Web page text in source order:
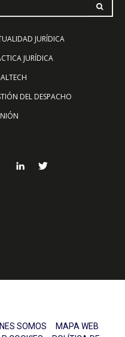
JURÍDICA
JURÍDICA
DEL DESPACHO
SOMOS
MAPA WEB